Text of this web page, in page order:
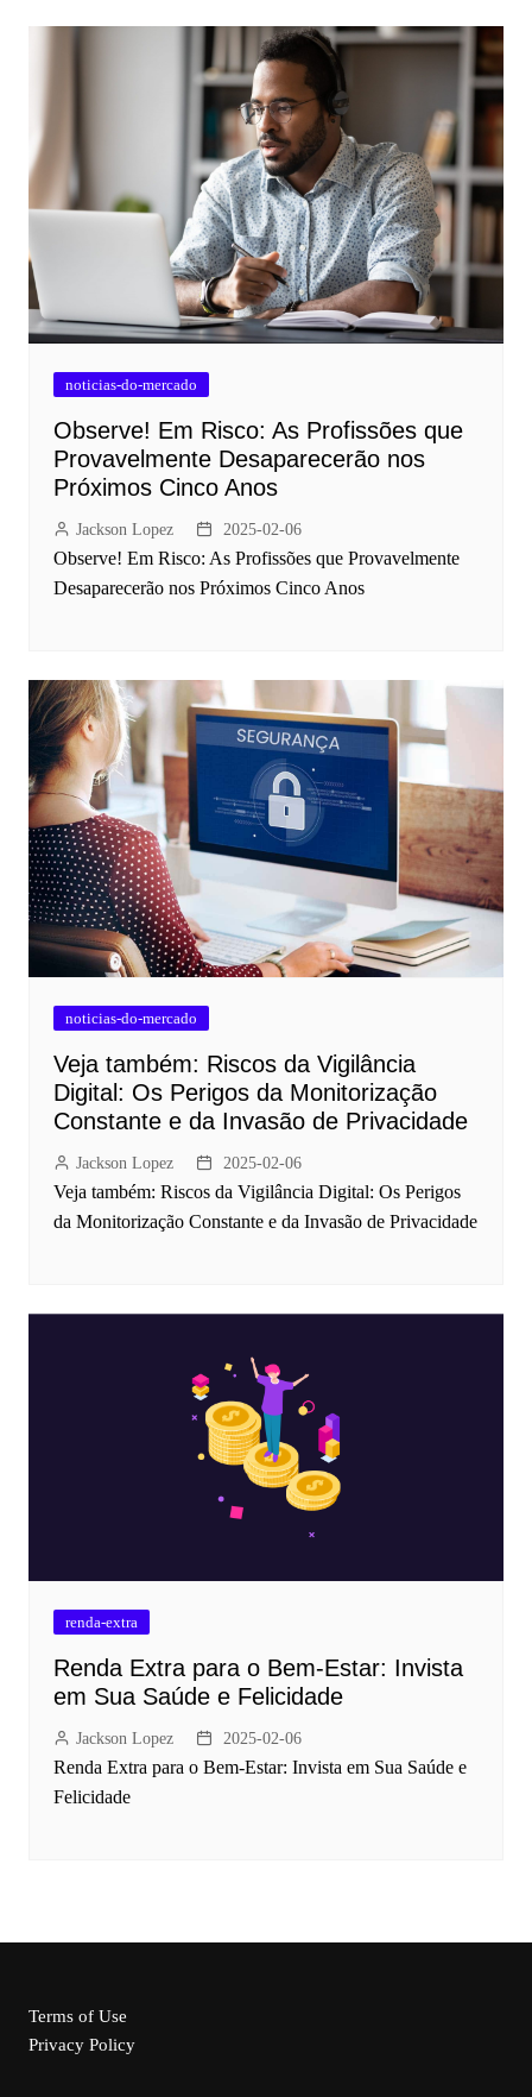
noticias-do-mercado
Observe! Em Risco: As Profissões que
Provavelmente Desaparecerão nos
Próximos Cinco Anos
Jackson Lopez 2025-02-06
Observe! Em Risco: As Profissões que Provavelmente
Desaparecerão nos Próximos Cinco Anos
noticias-do-mercado
Veja também: Riscos da Vigilância
Digital: Os Perigos da Monitorização
Constante e da Invasão de Privacidade
Jackson Lopez 2025-02-06
Veja também: Riscos da Vigilância Digital: Os Perigos
da Monitorização Constante e da Invasão de Privacidade
renda-extra
Renda Extra para o Bem-Estar: Invista
em Sua Saúde e Felicidade
Jackson Lopez 2025-02-06
Renda Extra para o Bem-Estar: Invista em Sua Saúde e
Felicidade
Terms of Use
Privacy Policy